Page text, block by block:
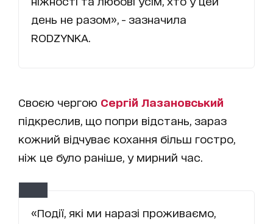
день не разом», - зазначила
RODZYNKA.
Своєю чергою Сергій Лазановський
підкреслив, що попри відстань, зараз
кожний відчуває кохання більш гостро,
ніж це було раніше, у мирний час.
«Події, які ми наразі проживаємо,